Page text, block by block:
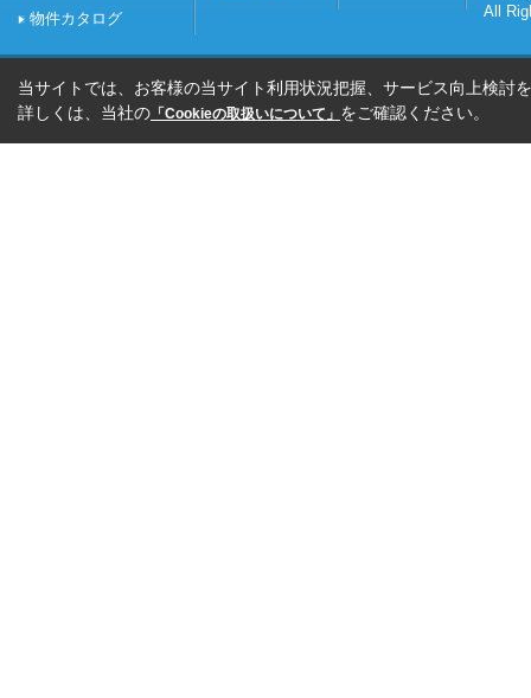
物件カタログ
All
当サイトでは、お客様の当サイト利用状況把握、サービス向上検討
詳しくは、当社の 「Cookieの取扱いについて」 をご確認ください。